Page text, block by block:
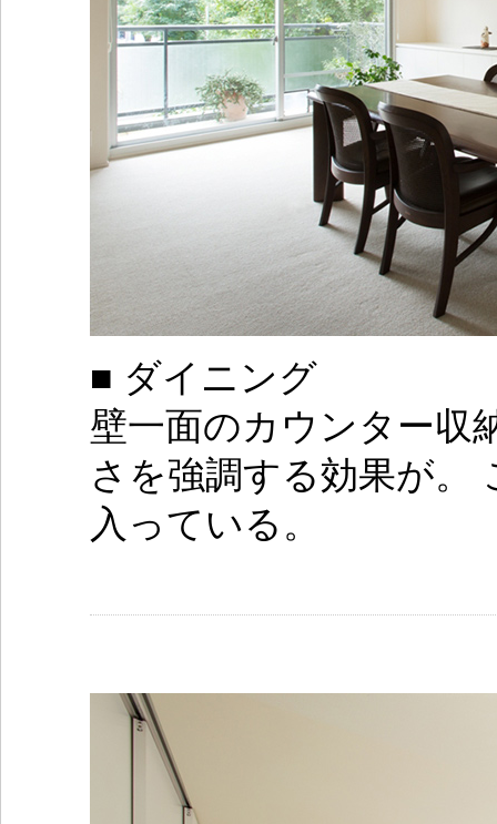
■ ダイニング
壁一面のカウンター収
さを強調する効果が。
入っている。